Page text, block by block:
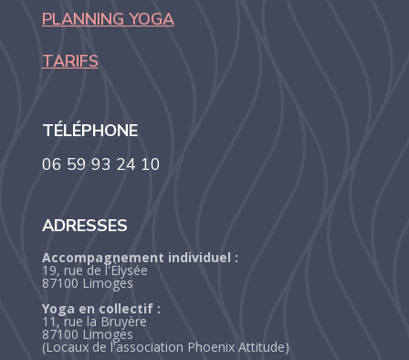
PLANNING YOGA
TARIFS
TÉLÉPHONE
06 59 93 24 10
ADRESSES
Accompagnement individuel :
19, rue de l'Élysée
87100 Limoges
Yoga en collectif :
11, rue la Bruyère
87100 Limoges
(Locaux de l'association Phoenix Attitude)